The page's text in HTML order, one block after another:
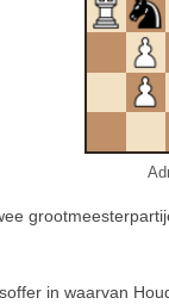
in waarvan